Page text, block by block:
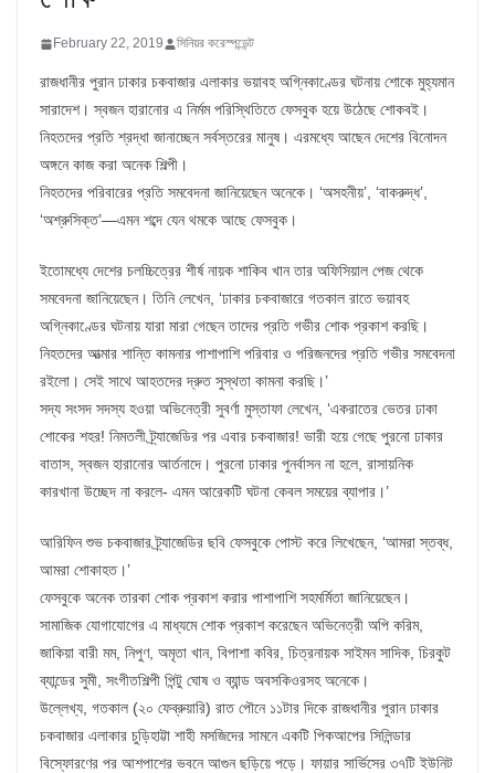
February 22, 2019 সিনিয়র করেস্পন্ডেন্ট
রাজধানীর পুরান ঢাকার চকবাজার এলাকার ভয়াবহ অগ্নিকাণ্ডের ঘটনায় শোকে মুহ্যমান
সারাদেশ। স্বজন হারানোর এ নির্মম পরিস্থিতিতে ফেসবুক হয়ে উঠেছে শোকবই।
নিহতদের প্রতি শ্রদ্ধা জানাচ্ছেন সর্বস্তরের মানুষ। এরমধ্যে আছেন দেশের বিনোদন
অঙ্গনে কাজ করা অনেক শিল্পী।
নিহতদের পরিবারের প্রতি সমবেদনা জানিয়েছেন অনেকে। ‘অসহনীয়’, ‘বাকরুদ্ধ’,
‘অশ্রুসিক্ত’—এমন শব্দে যেন থমকে আছে ফেসবুক।
ইতোমধ্যে দেশের চলচ্চিত্রের শীর্ষ নায়ক শাকিব খান তার অফিসিয়াল পেজ থেকে
সমবেদনা জানিয়েছেন। তিনি লেখেন, ‌‘ঢাকার চকবাজারে গতকাল রাতে ভয়াবহ
অগ্নিকাণ্ডের ঘটনায় যারা মারা গেছেন তাদের প্রতি গভীর শোক প্রকাশ করছি।
নিহতদের আত্মার শান্তি কামনার পাশাপাশি পরিবার ও পরিজনদের প্রতি গভীর সমবেদনা
রইলো। সেই সাথে আহতদের দ্রুত সুস্থতা কামনা করছি।’
সদ্য সংসদ সদস্য হওয়া অভিনেত্রী সুবর্ণা মুস্তাফা লেখেন, ‘একরাতের ভেতর ঢাকা
শোকের শহর! নিমতলী ট্র্যাজেডির পর এবার চকবাজার! ভারী হয়ে গেছে পুরনো ঢাকার
বাতাস, স্বজন হারানোর আর্তনাদে। পুরনো ঢাকার পুনর্বাসন না হলে, রাসায়নিক
কারখানা উচ্ছেদ না করলে- এমন আরেকটি ঘটনা কেবল সময়ের ব্যাপার।’
আরিফিন শুভ চকবাজার ট্র্যাজেডির ছবি ফেসবুকে পোস্ট করে লিখেছেন, ‘আমরা স্তব্ধ,
আমরা শোকাহত।’
ফেসবুকে অনেক তারকা শোক প্রকাশ করার পাশাপাশি সহমর্মিতা জানিয়েছেন।
সামাজিক যোগাযোগের এ মাধ্যমে শোক প্রকাশ করেছেন অভিনেত্রী অপি করিম,
জাকিয়া বারী মম, নিপুণ, অমৃতা খান, বিপাশা কবির, চিত্রনায়ক সাইমন সাদিক, চিরকুট
ব্যান্ডের সুমী, সংগীতশিল্পী পিন্টু ঘোষ ও ব্যান্ড অবসকিওরসহ অনেকে।
উল্লেখ্য, গতকাল (২০ ফেব্রুয়ারি) রাত পৌনে ১১টার দিকে রাজধানীর পুরান ঢাকার
চকবাজার এলাকার চুড়িহাট্টা শাহী মসজিদের সামনে একটি পিকআপের সিলিন্ডার
বিস্ফোরণের পর আশপাশের ভবনে আগুন ছড়িয়ে পড়ে। ফায়ার সার্ভিসের ৩৭টি ইউনিট